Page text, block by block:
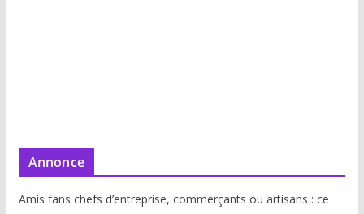
Annonce
Amis fans chefs d’entreprise, commerçants ou artisans : ce